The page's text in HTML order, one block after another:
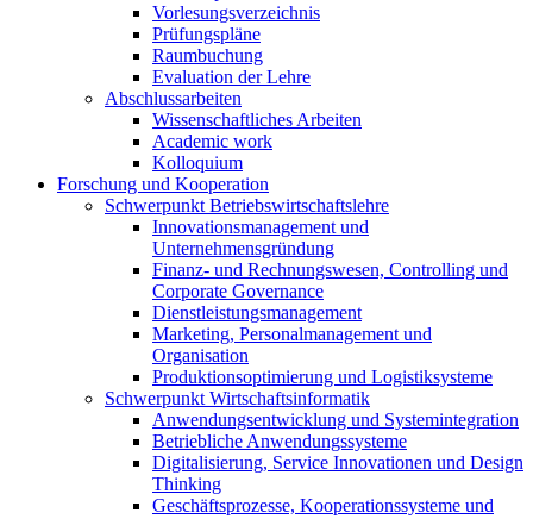
Vorlesungsverzeichnis
Prüfungspläne
Raumbuchung
Evaluation der Lehre
Abschlussarbeiten
Wissenschaftliches Arbeiten
Academic work
Kolloquium
Forschung und Kooperation
Schwerpunkt Betriebswirtschaftslehre
Innovationsmanagement und
Unternehmensgründung
Finanz- und Rechnungswesen, Controlling und
Corporate Governance
Dienstleistungsmanagement
Marketing, Personalmanagement und
Organisation
Produktionsoptimierung und Logistiksysteme
Schwerpunkt Wirtschaftsinformatik
Anwendungsentwicklung und Systemintegration
Betriebliche Anwendungssysteme
Digitalisierung, Service Innovationen und Design
Thinking
Geschäftsprozesse, Kooperationssysteme und